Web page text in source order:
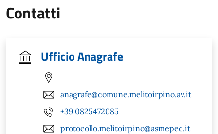
Contatti
Ufficio Anagrafe
anagrafe@comune.melitoirpino.av.it
+39 0825472085
protocollo.melitoirpino@asmepec.it